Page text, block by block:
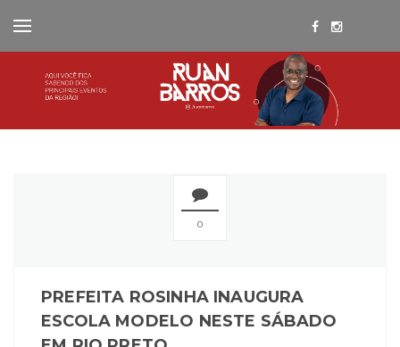
0
PREFEITA ROSINHA INAUGURA
ESCOLA MODELO NESTE SÁBADO